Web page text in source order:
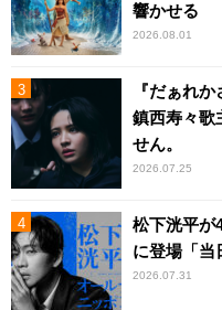
響かせる
2026.08.01
『だぁれ
鎮西寿々歌
せん。
2026.07.25
松下洸平が
に登場「当
2026.07.31